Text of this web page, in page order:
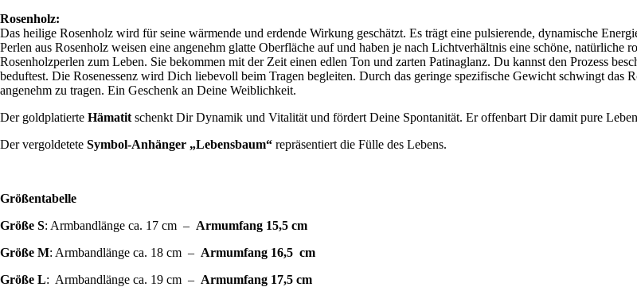
Rosenholz:
Das heilige Rosenholz wird für seine wärmende und erdende Wirkung geschätzt. Es trägt eine pulsierende, dynamische
Perlen aus Rosenholz weisen eine angenehm glatte Oberfläche auf und haben je nach Lichtverhältnis eine schöne, natürliche
Rosenholzperlen zum Leben. Sie bekommen mit der Zeit einen edlen Ton und zarten Patinaglanz. Du kannst den Prozess
beduftest. Die Rosenessenz wird Dich liebevoll beim Tragen begleiten. Durch das geringe spezifische Gewicht schwingt
angenehm zu tragen. Ein Geschenk an Deine Weiblichkeit.
Der goldplatierte Hämatit schenkt Dir Dynamik und Vitalität und fördert Deine Spontanität. Er offenbart Dir damit pure
Der vergoldetete Symbol-Anhänger „Lebensbaum“ repräsentiert die Fülle des Lebens.
Größentabelle
Größe S: Armbandlänge ca. 17 cm – Armumfang 15,5 cm
Größe M: Armbandlänge ca. 18 cm – Armumfang 16,5 cm
Größe L: Armbandlänge ca. 19 cm – Armumfang 17,5 cm